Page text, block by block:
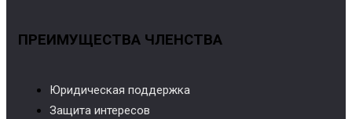
ПРЕИМУЩЕСТВА ЧЛЕНСТВА
Юридическая поддержка
Защита интересов